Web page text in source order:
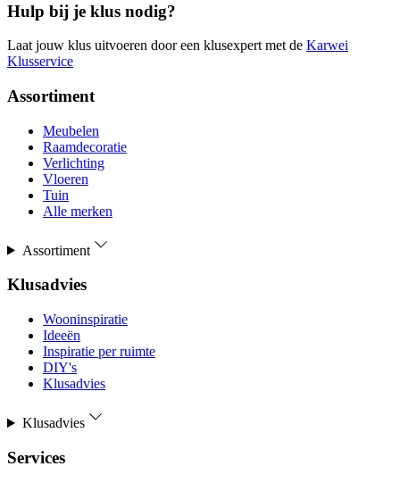
Hulp bij je klus nodig?
Laat jouw klus uitvoeren door een klusexpert met de Karwei
Klusservice
Assortiment
Meubelen
Raamdecoratie
Verlichting
Vloeren
Tuin
Alle merken
Assortiment
Klusadvies
Wooninspiratie
Ideeën
Inspiratie per ruimte
DIY's
Klusadvies
Klusadvies
Services